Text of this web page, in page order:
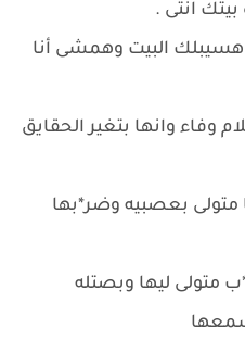
بيتك انتى .
هسيبلك البيت وهمشى أنا
وانها بتغير الحقايق
بعصبيه وضر*بها
متولى ليها وبصتله